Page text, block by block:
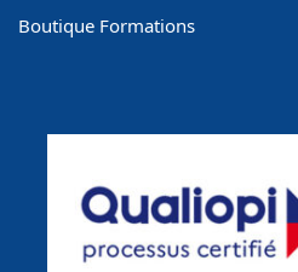
Boutique Formations